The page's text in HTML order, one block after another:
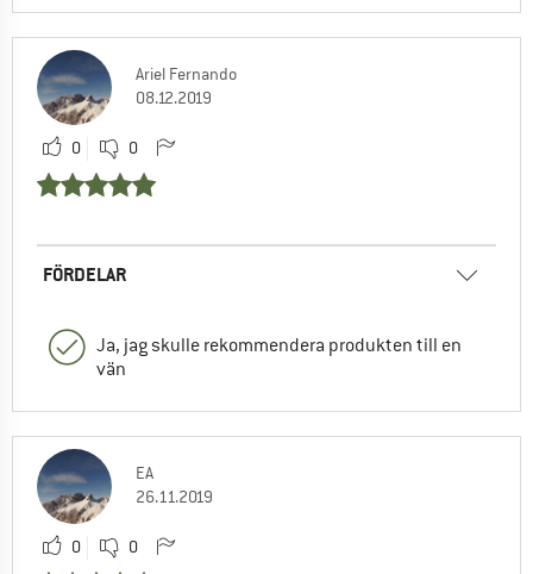
Ariel Fernando
08.12.2019
0 0
FÖRDELAR
Ja, jag skulle rekommendera produkten till en
vän
EA
26.11.2019
0 0